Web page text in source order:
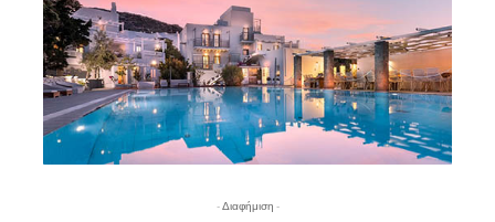
- Διαφήμιση -